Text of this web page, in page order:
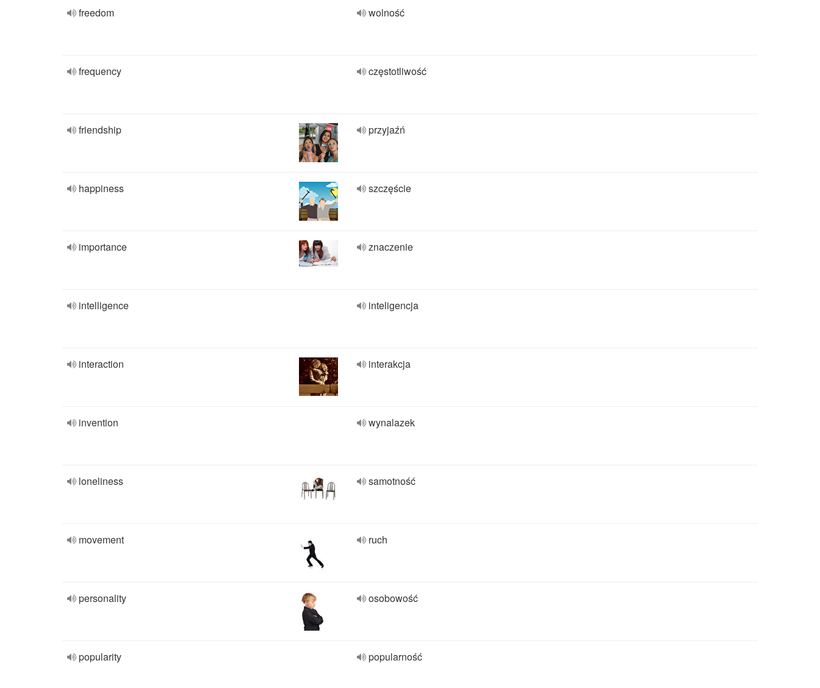
freedom wolność
frequency częstotliwość
friendship przyjaźń
happiness szczęście
importance znaczenie
intelligence inteligencja
interaction interakcja
invention wynalazek
loneliness samotność
movement ruch
personality osobowość
popularity popularność